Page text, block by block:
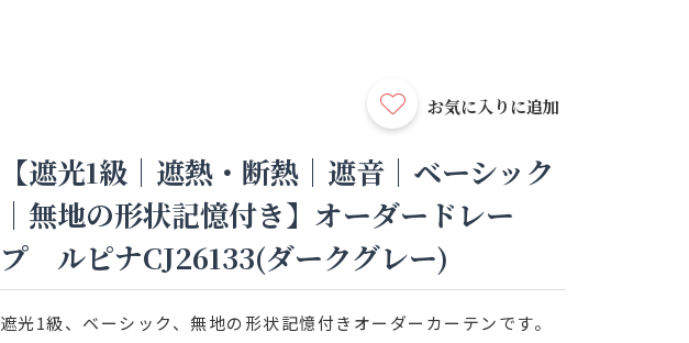
お気に入りに追加
【遮光1級｜遮熱・断熱｜遮音｜ベーシック
｜無地の形状記憶付き】オーダードレー
プ ルピナCJ26133(ダークグレー)
遮光1級、ベーシック、無地の形状記憶付きオーダーカーテンです。